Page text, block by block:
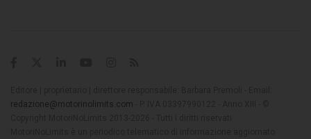
redazione@motorinolimits.com